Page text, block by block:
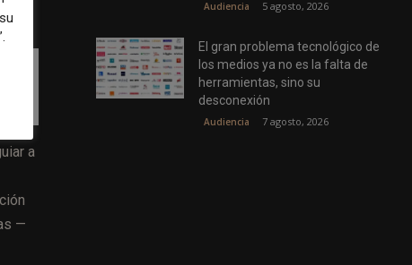
a
—
Audiencia 5 agosto, 2026
El gran problema tecnológico de
los medios ya no es la falta de
herramientas, sino su
desconexión
Audiencia 7 agosto, 2026